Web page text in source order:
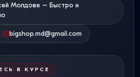
Молдове – Быстро и
bigshop.md@gmail.com
В КУРСЕ